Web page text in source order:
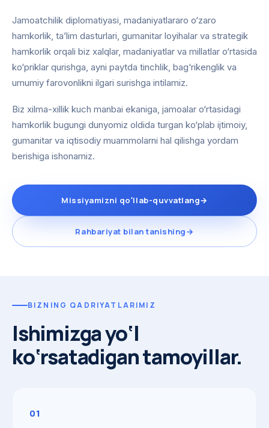
Jamoatchilik diplomatiyasi, madaniyatlararo o‘zaro
hamkorlik, ta’lim dasturlari, gumanitar loyihalar va strategik
hamkorlik orqali biz xalqlar, madaniyatlar va millatlar o‘rtasida
ko‘priklar qurishga, ayni paytda tinchlik, bag‘rikenglik va
umumiy farovonlikni ilgari surishga intilamiz.
Biz xilma-xillik kuch manbai ekaniga, jamoalar o‘rtasidagi
hamkorlik bugungi dunyomiz oldida turgan ko‘plab ijtimoiy,
gumanitar va iqtisodiy muammolarni hal qilishga yordam
berishiga ishonamiz.
Missiyamizni qoʻllab-quvvatlang→
Rahbariyat bilan tanishing→
BIZNING QADRIYATLARIMIZ
Ishimizga yo‘l
ko‘rsatadigan tamoyillar.
01